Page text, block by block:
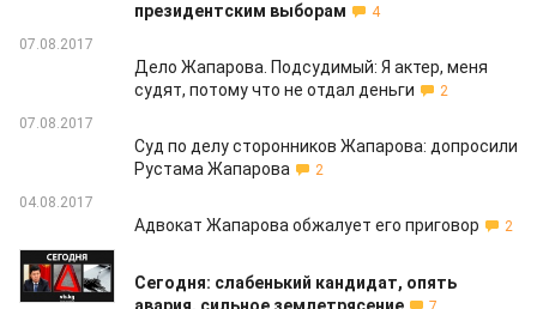
президентским выборам
4
07.08.2017
Дело Жапарова. Подсудимый: Я актер, меня
судят, потому что не отдал деньги
2
07.08.2017
Суд по делу сторонников Жапарова: допросили
Рустама Жапарова
2
04.08.2017
Адвокат Жапарова обжалует его приговор
2
03.08.2017
Сегодня: слабенький кандидат, опять